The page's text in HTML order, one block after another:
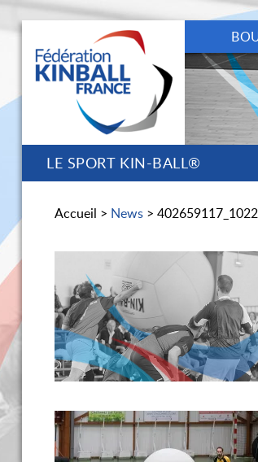
LE SPORT KIN-BALL®
Accueil > News >